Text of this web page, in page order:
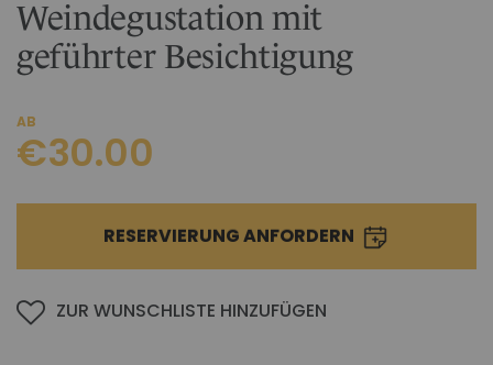
KOSMETIK
IM CHIANTI CLASSICO
Weingut La Madonnina
Weindegustation mit
geführter Besichtigung
AB
€30.00
RESERVIERUNG ANFORDERN
ZUR WUNSCHLISTE HINZUFÜGEN